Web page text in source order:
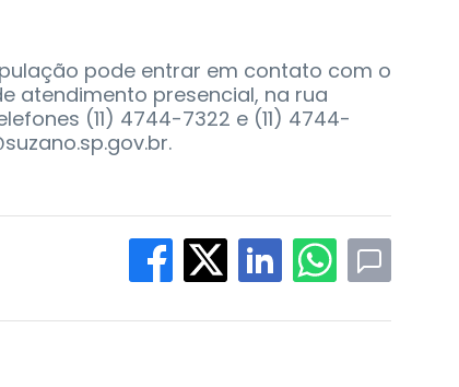
pode entrar em contato com o
atendimento presencial, na rua
(11) 4744-7322 e (11) 4744-